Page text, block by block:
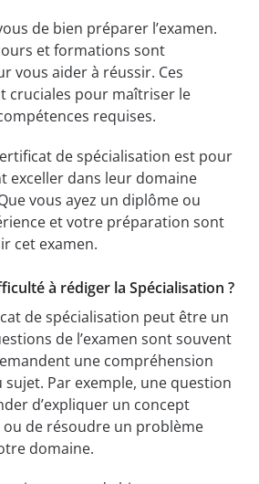
de bien préparer l’examen.
et formations sont
vous aider à réussir. Ces
cruciales pour maîtriser le
requises.
de spécialisation est pour
exceller dans leur domaine
vous ayez un diplôme ou
et votre préparation sont
cet examen.
à rédiger la Spécialisation ?
de spécialisation peut être un
de l’examen sont souvent
une compréhension
Par exemple, une question
d’expliquer un concept
ou de résoudre un problème
domaine.